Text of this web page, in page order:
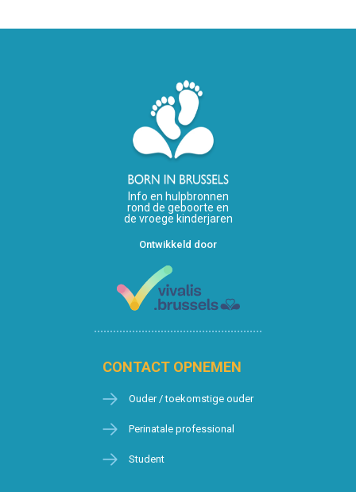
Info en hulpbronnen
rond de geboorte en
de vroege kinderjaren
Ontwikkeld door
CONTACT OPNEMEN
Ouder / toekomstige ouder
Perinatale professional
Student